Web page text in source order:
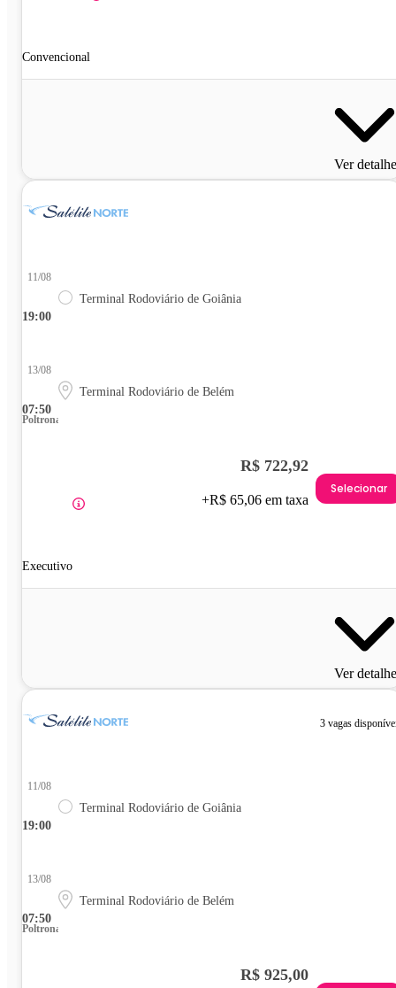
Convencional
Ver
19:00
11/08
Terminal Rodoviário de Goiânia
07:50
13/08
Terminal Rodoviário de Belém
Poltrona
Executivo
R$ 722,92
+R$ 65,06 em taxa
Selecionar
Ver
3 vagas
19:00
11/08
Terminal Rodoviário de Goiânia
07:50
13/08
Terminal Rodoviário de Belém
Poltrona
R$ 925,00